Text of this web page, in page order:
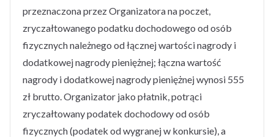
przeznaczona przez Organizatora na poczet,
zryczałtowanego podatku dochodowego od osób
fizycznych należnego od łącznej wartości nagrody i
dodatkowej nagrody pieniężnej; łączna wartość
nagrody i dodatkowej nagrody pieniężnej wynosi 555
zł brutto. Organizator jako płatnik, potrąci
zryczałtowany podatek dochodowy od osób
fizycznych (podatek od wygranej w konkursie), a